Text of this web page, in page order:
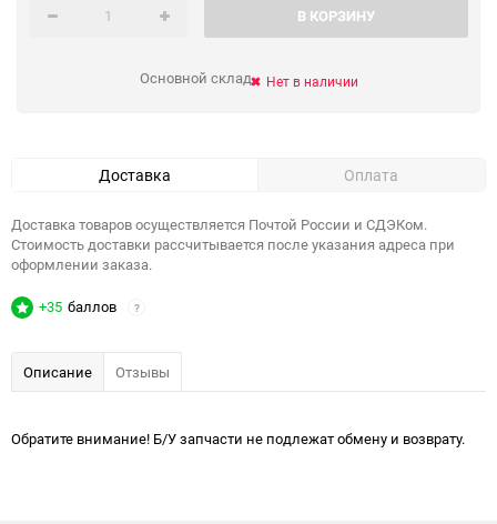
В КОРЗИНУ
Основной склад Нет в наличии
Доставка Оплата
Доставка товаров осуществляется Почтой России и СДЭКом.
Стоимость доставки рассчитывается после указания адреса при
оформлении заказа.
+35 баллов ?
Описание Отзывы
Обратите внимание! Б/У запчасти не подлежат обмену и возврату.